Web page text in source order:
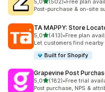
5,0 (502)
toplam 502 değerlendirme
•Free plan
Post-purchase & on-site
TA MAPPY: Store
5,05 yıldız üzerinden
(413)
toplam 413 değerlendirme
•Free plan
Let customers find
Built for Shopify
Grapevine Post
5,05 yıldız üzerinden
(182)
toplam 182 değerlendirme
•Free trial
Post purchase, NPS &